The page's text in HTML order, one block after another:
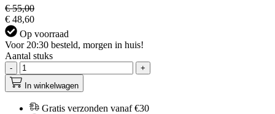
€ 55,00
€ 48,60
Op voorraad
Voor 20:30 besteld, morgen in huis!
Aantal stuks
-
+
In winkelwagen
Gratis verzonden vanaf €30